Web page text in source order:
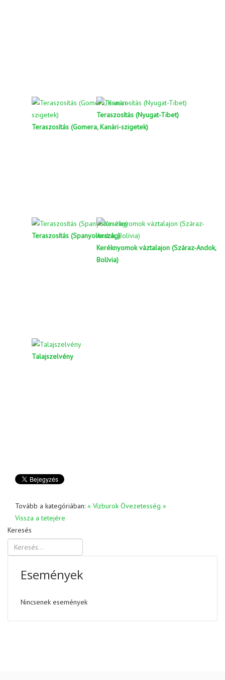
Teraszosítás (Gomera, Kanári-szigetek)
Teraszosítás (Nyugat-Tibet)
Teraszosítás (Spanyolország)
Keréknyomok váztalajon (Száraz-Andok,
Bolívia)
Talajszelvény
Tovább a kategóriában: « Vízburok Övezetesség »
Vissza a tetejére
Keresés
Események
Nincsenek események